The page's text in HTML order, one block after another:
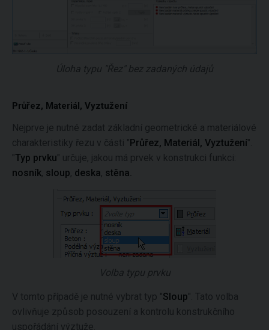
Úloha typu "Řez" bez zadaných údajů
Průřez, Materiál, Vyztužení
Nejprve je nutné zadat základní geometrické a materiálové
charakteristiky řezu v části " Průřez, Materiál, Vyztužení".
"Typ prvku" určuje, jakou má prvek v konstrukci funkci:
nosník, sloup, deska, stěna.
Volba typu prvku
V tomto případě je nutné vybrat typ "Sloup". Tato volba
ovlivňuje způsob posouzení a kontrolu konstrukčního
uspořádání výztuže.